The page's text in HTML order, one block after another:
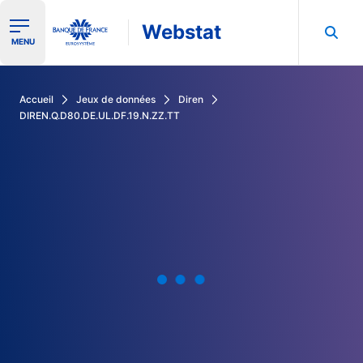
Ouvrir le menu de navigation
MENU Webstat
Accueil Jeux de données
Diren
DIREN.Q.D80.DE.UL.DF.19.N.ZZ.TT